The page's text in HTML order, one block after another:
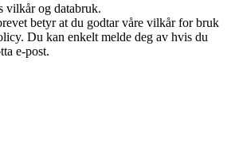
vilkår og databruk.
betyr at du godtar våre vilkår for bruk
Du kan enkelt melde deg av hvis du
e-post.